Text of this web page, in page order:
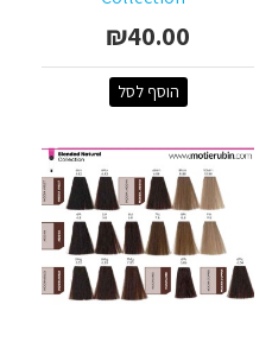
₪40.00
הוסף לסל